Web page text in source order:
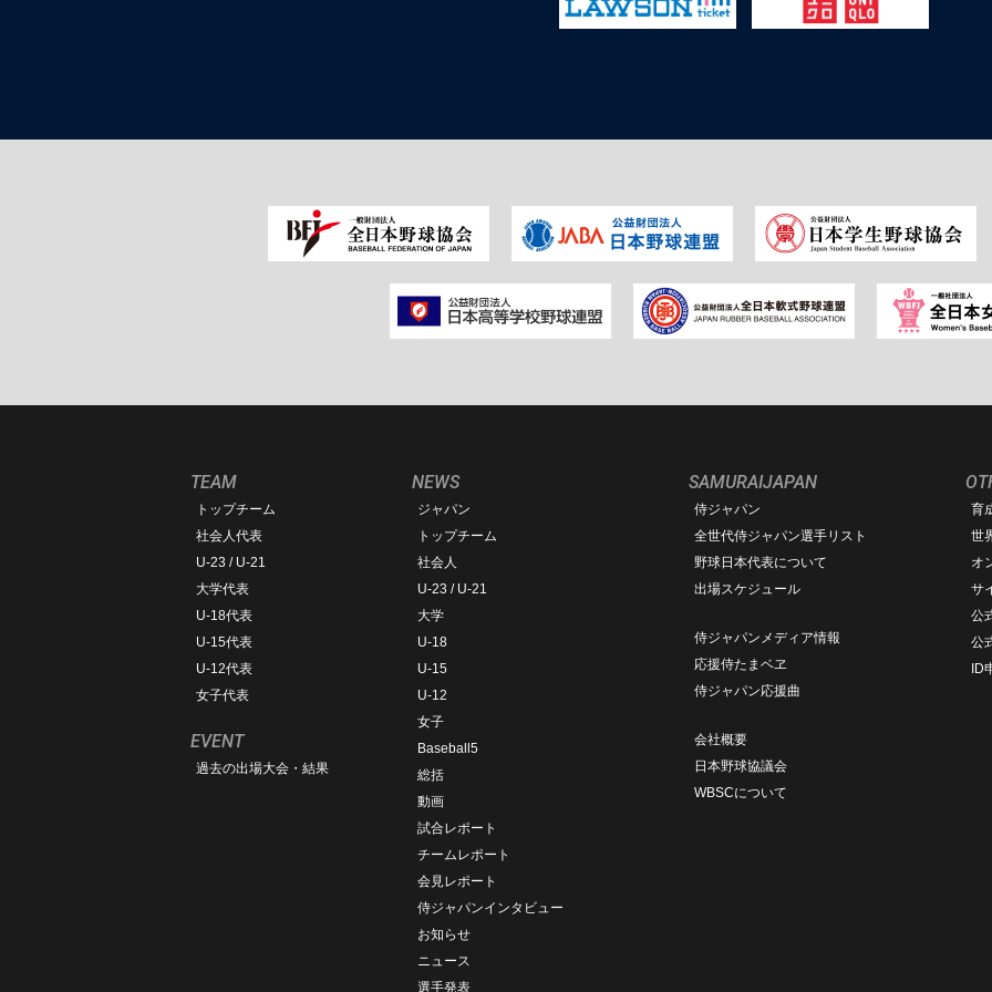
TEAM
トップチーム
社会人代表
U-23 / U-21
大学代表
U-18代表
U-15代表
U-12代表
女子代表
EVENT
過去の出場大会・結果
NEWS
ジャパン
トップチーム
社会人
U-23 / U-21
大学
U-18
U-15
U-12
女子
Baseball5
総括
動画
試合レポート
チームレポート
会見レポート
侍ジャパンインタビュー
お知らせ
ニュース
選手発表
SAMURAIJAPAN
侍ジャパン
全世代侍ジャパン選手リスト
野球日本代表について
出場スケジュール
侍ジャパンメディア情報
応援侍たまベヱ
侍ジャパン応援曲
会社概要
日本野球協議会
WBSCについて
育
世
オ
サ
公
公
ID